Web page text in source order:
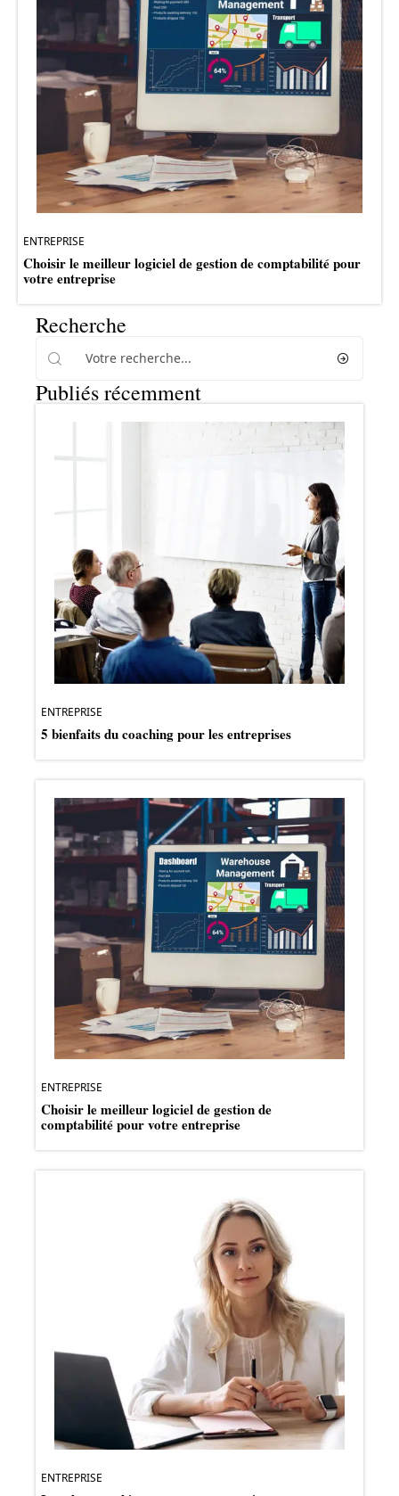
ENTREPRISE
Choisir le meilleur logiciel de gestion de comptabilité pour
votre entreprise
Recherche
Publiés récemment
ENTREPRISE
5 bienfaits du coaching pour les entreprises
ENTREPRISE
Choisir le meilleur logiciel de gestion de
comptabilité pour votre entreprise
ENTREPRISE